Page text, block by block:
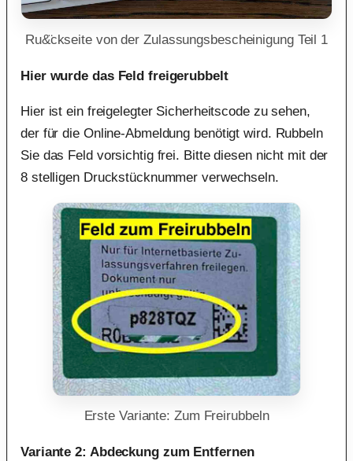
Ru&̈ckseite von der Zulassungsbescheinigung Teil 1
Hier wurde das Feld freigerubbelt
Hier ist ein freigelegter Sicherheitscode zu sehen,
der für die Online-Abmeldung benötigt wird. Rubbeln
Sie das Feld vorsichtig frei. Bitte diesen nicht mit der
8 stelligen Druckstücknummer verwechseln.
Erste Variante: Zum Freirubbeln
Variante 2: Abdeckung zum Entfernen